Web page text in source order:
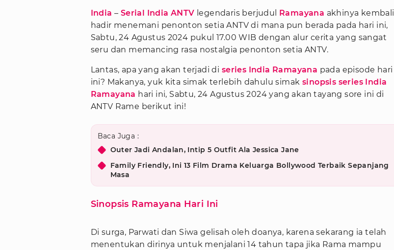
India – Serial India ANTV legendaris berjudul Ramayana akhinya kembali
hadir menemani penonton setia ANTV di mana pun berada pada hari ini,
Sabtu, 24 Agustus 2024 pukul 17.00 WIB dengan alur cerita yang sangat
seru dan memancing rasa nostalgia penonton setia ANTV.
Lantas, apa yang akan terjadi di series India Ramayana pada episode hari
ini? Makanya, yuk kita simak terlebih dahulu simak sinopsis series India
Ramayana hari ini, Sabtu, 24 Agustus 2024 yang akan tayang sore ini di
ANTV Rame berikut ini!
Baca Juga :
Outer Jadi Andalan, Intip 5 Outfit Ala Jessica Jane
Family Friendly, Ini 13 Film Drama Keluarga Bollywood Terbaik Sepanjang
Masa
Sinopsis Ramayana Hari Ini
Di surga, Parwati dan Siwa gelisah oleh doanya, karena sekarang ia telah
menentukan dirinya untuk menjalani 14 tahun tapa jika Rama mampu